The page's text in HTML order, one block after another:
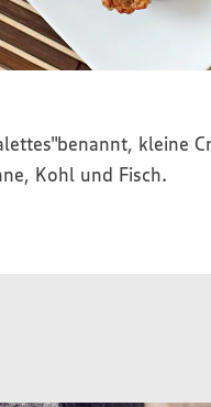
kleine
Kohl und Fisch.